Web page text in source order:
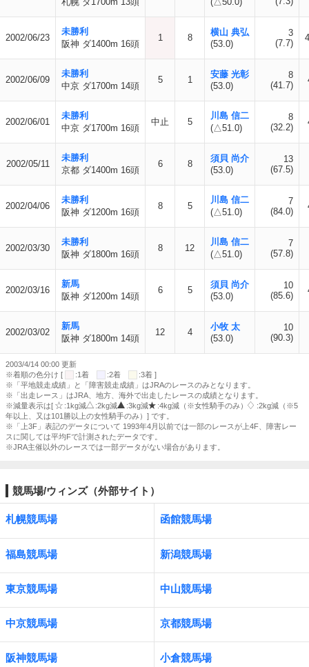
2002/06/23
未勝利
阪神 ダ1400m 16頭
1 8
横山 典弘
(53.0)
3
(7.7)
2002/06/09
未勝利
中京 ダ1700m 14頭
5 1
安藤 光彰
(53.0)
8
(41.7)
2002/06/01
未勝利
中京 ダ1700m 16頭
中止 5
川島 信二
(△51.0)
8
(32.2)
2002/05/11
未勝利
京都 ダ1400m 16頭
6 8
須貝 尚介
(53.0)
13
(67.5)
2002/04/06
未勝利
阪神 ダ1200m 16頭
8 5
川島 信二
(△51.0)
7
(84.0)
2002/03/30
未勝利
阪神 ダ1800m 16頭
8 12
川島 信二
(△51.0)
7
(57.8)
2002/03/16
新馬
阪神 ダ1200m 14頭
6 5
須貝 尚介
(53.0)
10
(85.6)
2002/03/02
新馬
阪神 ダ1800m 14頭
12 4
小牧 太
(53.0)
10
(90.3)
2003/4/14 00:00 更新
※着順の色分け [
:1着 :2着
:3着 ]
※「平地競走成績」と「障害競走成績」はJRAのレースのみとなります。
※「出走レース」はJRA、地方、海外で出走したレースの成績となります。
※減量表示は[
:1kg減 :2kg減 :3kg減 :4kg減（※女性騎手のみ）
:2kg減（※5
年以上、又は101勝以上の女性騎手のみ）] です。
※「上3F」表記のデータについて 1993年4月以前では一部のレースが上4F、障害レー
スに関しては平均Fで計測されたデータです。
※JRA主催以外のレースでは一部データがない場合があります。
競馬場/ウィンズ（外部サイト）
札幌競馬場 函館競馬場
福島競馬場 新潟競馬場
東京競馬場 中山競馬場
中京競馬場 京都競馬場
阪神競馬場 小倉競馬場